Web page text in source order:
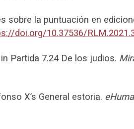
sobre la puntuación en
doi.org/10.37536/
Partida 7.24 De los judios.
X’s General estoria.